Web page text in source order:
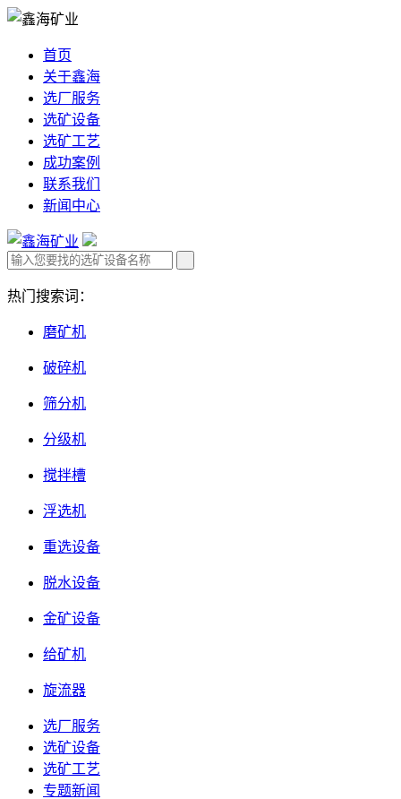
首页
关于鑫海
选厂服务
选矿设备
选矿工艺
成功案例
联系我们
新闻中心
热门搜索词：
磨矿机
破碎机
筛分机
分级机
搅拌槽
浮选机
重选设备
脱水设备
金矿设备
给矿机
旋流器
选厂服务
选矿设备
选矿工艺
专题新闻